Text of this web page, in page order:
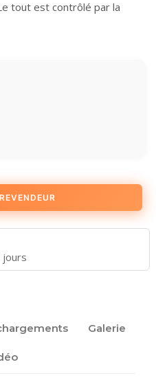
tout est contrôlé par la
jours
Galerie